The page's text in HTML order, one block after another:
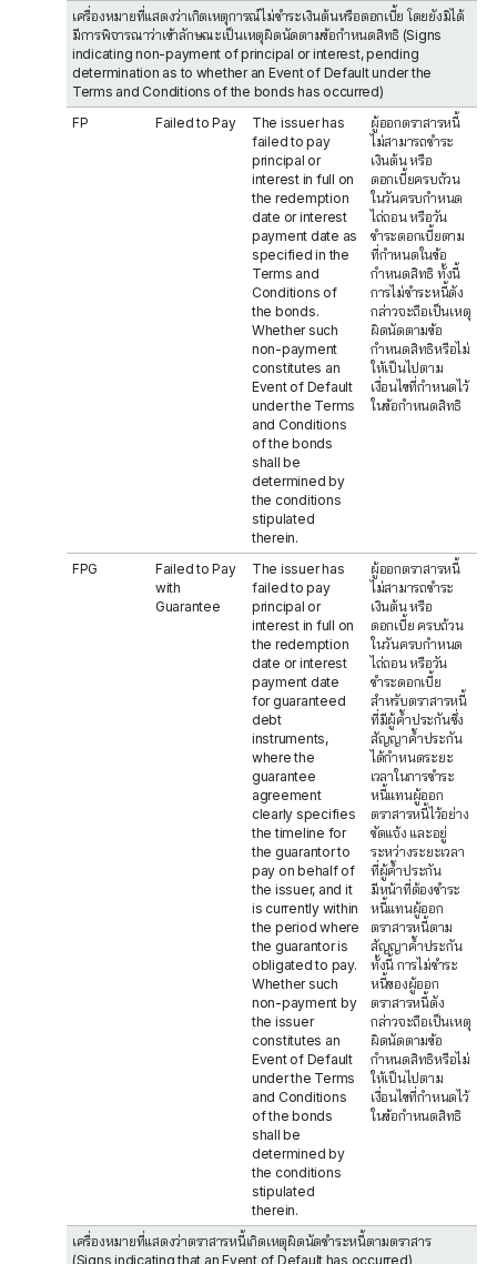
เครื่องหมายที่แสดงว่าเกิดเหตุการณ์ไม่ชำระเงินต้นหรือดอกเบี้ย โดยยังมิได้
มีการพิจารณาว่าเข้าลักษณะเป็นเหตุผิดนัดตามข้อกำหนดสิทธิ (Signs
indicating non-payment of principal or interest, pending
determination as to whether an Event of Default under the
Terms and Conditions of the bonds has occurred)
FP
Failed to Pay
The issuer has
failed to pay
principal or
interest in full on
the redemption
date or interest
payment date as
specified in the
Terms and
Conditions of
the bonds.
Whether such
non-payment
constitutes an
Event of Default
under the Terms
and Conditions
of the bonds
shall be
determined by
the conditions
stipulated
therein.
ผู้ออกตราสารหนี้
ไม่สามารถชำระ
เงินต้น หรือ
ดอกเบี้ยครบถ้วน
ในวันครบกำหนด
ไถ่ถอน หรือวัน
ชำระดอกเบี้ยตาม
ที่กำหนดในข้อ
กำหนดสิทธิ ทั้งนี้
การไม่ชำระหนี้ดัง
กล่าวจะถือเป็นเหตุ
ผิดนัดตามข้อ
กำหนดสิทธิหรือไม่
ให้เป็นไปตาม
เงื่อนไขที่กำหนดไว้
ในข้อกำหนดสิทธิ
FPG
Failed to Pay
with
Guarantee
The issuer has
failed to pay
principal or
interest in full on
the redemption
date or interest
payment date
for guaranteed
debt
instruments,
where the
guarantee
agreement
clearly specifies
the timeline for
the guarantor to
pay on behalf of
the issuer, and it
is currently within
the period where
the guarantor is
obligated to pay.
Whether such
non-payment by
the issuer
constitutes an
Event of Default
under the Terms
and Conditions
of the bonds
shall be
determined by
the conditions
stipulated
therein.
ผู้ออกตราสารหนี้
ไม่สามารถชำระ
เงินต้น หรือ
ดอกเบี้ย ครบถ้วน
ในวันครบกำหนด
ไถ่ถอน หรือวัน
ชำระดอกเบี้ย
สำหรับตราสารหนี้
ที่มีผู้ค้ำประกันซึ่ง
สัญญาค้ำประกัน
ได้กำหนดระยะ
เวลาในการชำระ
หนี้แทนผู้ออก
ตราสารหนี้ไว้อย่าง
ชัดแจ้ง และอยู่
ระหว่างระยะเวลา
ที่ผู้ค้ำประกัน
มีหน้าที่ต้องชำระ
หนี้แทนผู้ออก
ตราสารหนี้ตาม
สัญญาค้ำประกัน
ทั้งนี้ การไม่ชำระ
หนี้ของผู้ออก
ตราสารหนี้ดัง
กล่าวจะถือเป็นเหตุ
ผิดนัดตามข้อ
กำหนดสิทธิหรือไม่
ให้เป็นไปตาม
เงื่อนไขที่กำหนดไว้
ในข้อกำหนดสิทธิ
เครื่องหมายที่แสดงว่าตราสารหนี้เกิดเหตุผิดนัดชำระหนี้ตามตราสาร
(Signs indicating that an Event of Default has occurred)